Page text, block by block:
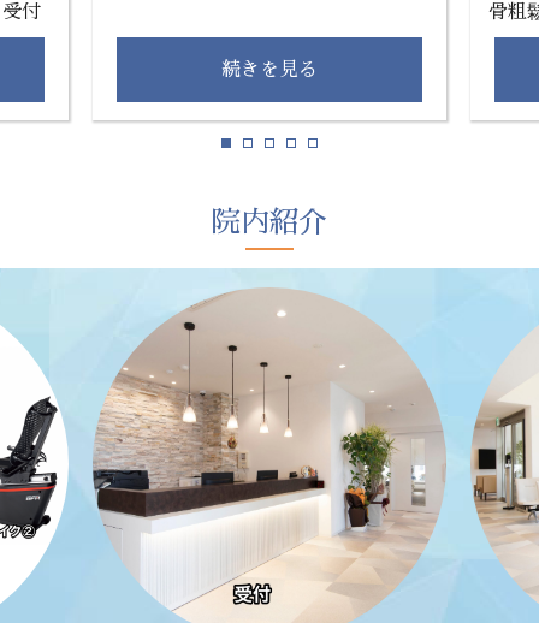
付
検査
ら
リ
総合病院と同じレベルの1.5テスラ
MRI装置(PHILIPS社 Prodiva 1.5
CS)を導入し、痛みの原因を正確に
診断します。撮像時間の短縮により
続きを見る
骨粗
ゆる
密度
とで
院内紹介